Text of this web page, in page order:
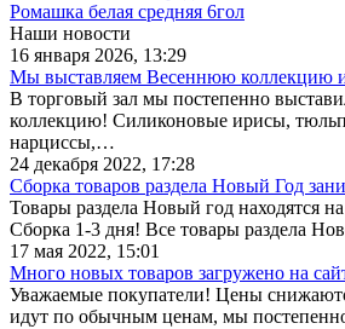
Ромашка белая средняя 6гол
Наши новости
16 января 2026, 13:29
Мы выставляем Весеннюю коллекцию
В торговый зал мы постепенно
коллекцию! Силиконовые ирисы,
нарциссы,…
24 декабря 2022, 17:28
Сборка товаров раздела Новый Год
Товары раздела Новый год находятся
Сборка 1-3 дня! Все товары раздела
17 мая 2022, 15:01
Много новых товаров загружено на
Уважаемые покупатели! Цены
идут по обычным ценам, мы